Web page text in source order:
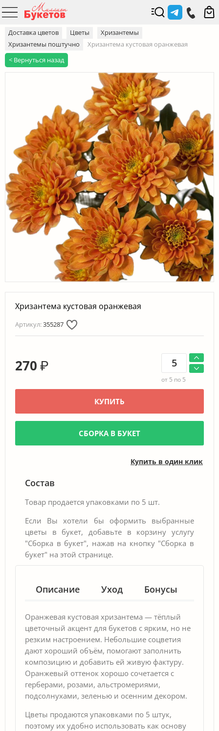
Доставка цветов Цветы
Хризантемы
Хризантемы поштучно
Хризантема кустовая оранжевая
< Вернуться назад
Хризантема кустовая оранжевая
Артикул:355287
270 ₽
от 5 по 5
КУПИТЬ
СБОРКА В БУКЕТ
Купить в один клик
Состав
Товар продается упаковками по 5 шт.
Если Вы хотели бы оформить выбранные
цветы в букет, добавьте в корзину услугу
"Сборка в букет", нажав на кнопку "Сборка в
букет" на этой странице.
Описание Уход Бонусы
Оранжевая кустовая хризантема — тёплый
цветочный акцент для букетов с ярким, но не
резким настроением. Небольшие соцветия
дают хороший объём, помогают заполнить
композицию и добавить ей живую фактуру.
Оранжевый оттенок хорошо сочетается с
герберами, розами, альстромериями,
подсолнухами, зеленью и осенним декором.
Цветы продаются упаковками по 5 штук,
поэтому их удобно использовать как основу